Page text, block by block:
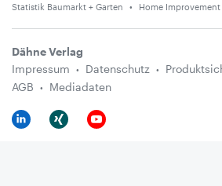
Statistik Baumarkt + Garten
Home
Dähne Verlag
Impressum
Datenschutz
AGB
Mediadaten